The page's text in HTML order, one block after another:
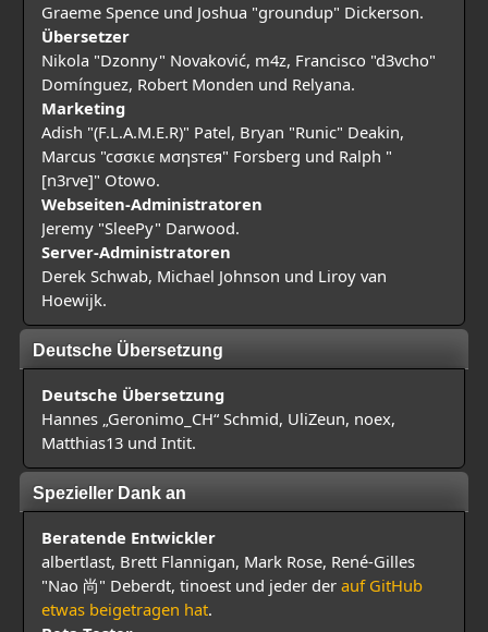
Graeme Spence und Joshua "groundup" Dickerson.
Übersetzer
Nikola "Dzonny" Novaković, m4z, Francisco "d3vcho"
Domínguez, Robert Monden und Relyana.
Marketing
Adish "(F.L.A.M.E.R)" Patel, Bryan "Runic" Deakin,
Marcus "cσσкιє мσηѕтєя" Forsberg und Ralph "
[n3rve]" Otowo.
Webseiten-Administratoren
Jeremy "SleePy" Darwood.
Server-Administratoren
Derek Schwab, Michael Johnson und Liroy van
Hoewijk.
Deutsche Übersetzung
Deutsche Übersetzung
Hannes „Geronimo_CH“ Schmid, UliZeun, noex,
Matthias13 und Intit.
Spezieller Dank an
Beratende Entwickler
albertlast, Brett Flannigan, Mark Rose, René-Gilles
"Nao 尚" Deberdt, tinoest und jeder der auf GitHub
etwas beigetragen hat.